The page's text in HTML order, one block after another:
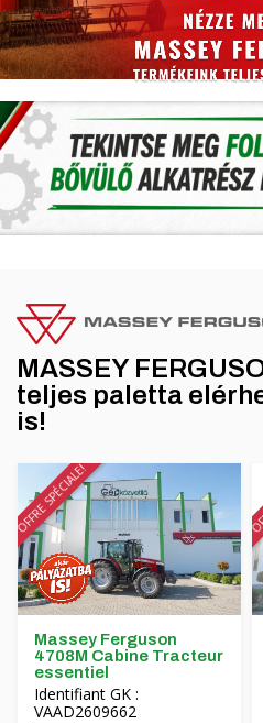
MASSEY
teljes paletta
is!
OFFRE SPÉCIALE!
Massey Ferguson
4708M Cabine Tracteur
essentiel
Identifiant GK :
VAAD2609662